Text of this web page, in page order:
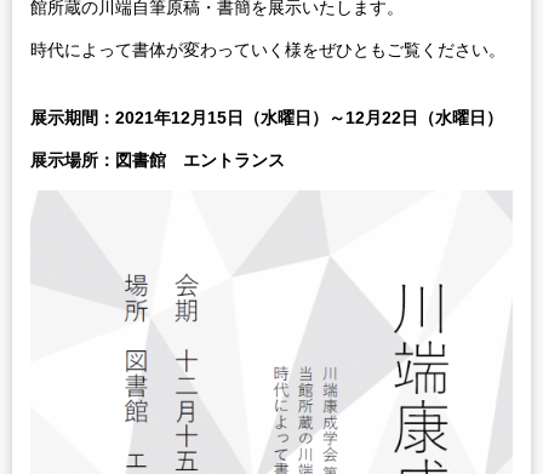
館所蔵の川端自筆原稿・書簡を展示いたします。
時代によって書体が変わっていく様をぜひともご覧ください。
展示期間：2021年12月15日（水曜日）～12月22日（水曜日）
展示場所：図書館 エントランス